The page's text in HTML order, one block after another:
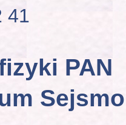
41
PAN